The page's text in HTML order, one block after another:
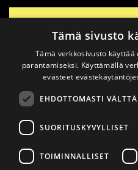
Vinkkaa
Tämä sivusto
Tämä verkkosivusto
parantamiseksi. Käyttämällä
evästeet
EHDOTTOMASTI
SUORITUSKYVYLLISET
TOIMINNALLISET